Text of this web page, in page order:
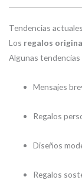
Tendencias
Los regalos
Algunas
Mensajes
Regalos
Diseños
Regalos